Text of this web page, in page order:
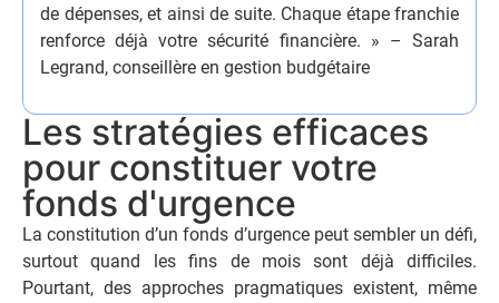
de dépenses, et ainsi de suite. Chaque étape franchie
renforce déjà votre sécurité financière. » – Sarah
Legrand, conseillère en gestion budgétaire
Les stratégies efficaces
pour constituer votre
fonds d'urgence
La constitution d’un fonds d’urgence peut sembler un défi,
surtout quand les fins de mois sont déjà difficiles.
Pourtant, des approches pragmatiques existent, même